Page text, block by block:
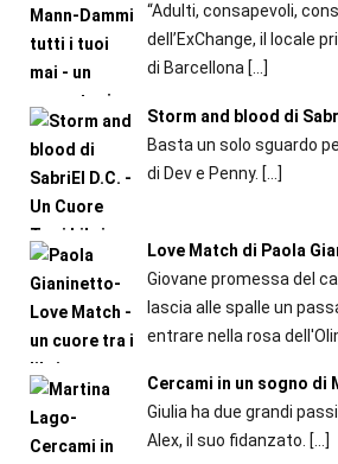
“Adulti, consapevoli,
dell’ExChange, il locale
di Barcellona[…]
Storm and blood di
Basta un solo sguardo
di Dev e Penny. […]
Love Match di Paola
Giovane promessa del
lascia alle spalle un
entrare nella rosa
Cercami in un sogno di
Giulia ha due grandi
Alex, il suo fidanzato. […]